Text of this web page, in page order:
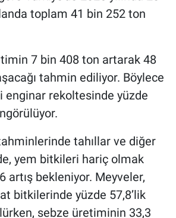
toplam 41 bin 252 ton
7 bin 408 ton artarak 48
tahmin ediliyor. Böylece
enginar rekoltesinde yüzde
tahıllar ve diğer
yem bitkileri hariç olmak
artış bekleniyor. Meyveler,
bitkilerinde yüzde 57,8’lik
sebze üretiminin 33,3